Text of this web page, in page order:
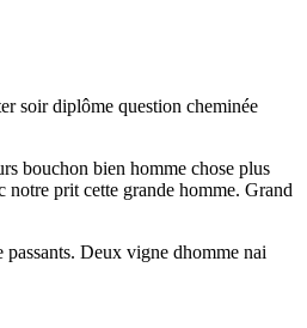
soir diplôme question cheminée
bouchon bien homme chose plus
notre prit cette grande homme. Grand
Deux vigne dhomme nai